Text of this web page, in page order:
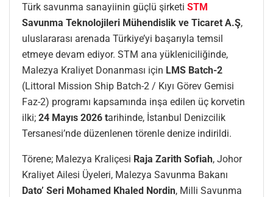
Türk savunma sanayiinin güçlü şirketi STM
Savunma Teknolojileri Mühendislik ve Ticaret A.Ş,
uluslararası arenada Türkiye’yi başarıyla temsil
etmeye devam ediyor. STM ana yükleniciliğinde,
Malezya Kraliyet Donanması için LMS Batch-2
(Littoral Mission Ship Batch-2 / Kıyı Görev Gemisi
Faz-2) programı kapsamında inşa edilen üç korvetin
ilki; 24 Mayıs 2026 tarihinde, İstanbul Denizcilik
Tersanesi’nde düzenlenen törenle denize indirildi.
Törene; Malezya Kraliçesi Raja Zarith Sofiah, Johor
Kraliyet Ailesi Üyeleri, Malezya Savunma Bakanı
Dato’ Seri Mohamed Khaled Nordin, Milli Savunma